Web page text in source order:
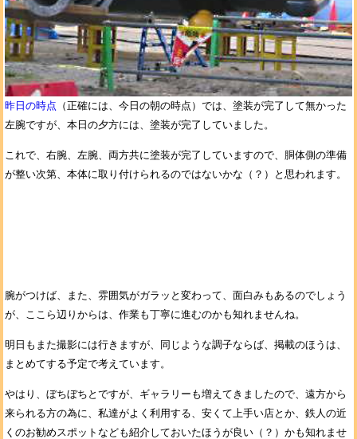
昨日の時点 （正確には、今日の朝の時点）では、塗装が完了して無かった
左腕ですが、本日の夕方には、塗装が完了していました。
これで、右腕、左腕、両方共に塗装が完了していますので、胴体側の準備
が整い次第、本体に取り付けられるのではないかな（？）と思われます。
腕がつけば、また、雰囲気がガラッと変わって、面白みもあるのでしょう
が、ここら辺りからは、作業も丁寧に進むのかも知れませんね。
明日もまた撮影には行きますが、同じような調子ならば、掲載のほうは、
まとめてする予定で考えています。
やはり、ぼちぼちとですが、ギャラリーも増えてきましたので、遠方から
来られる方の為に、私達がよく利用する、安くて上手い店とか、鉄人の近
くのお勧めスポットなども紹介しておいたほうが良い（？）かも知れませ